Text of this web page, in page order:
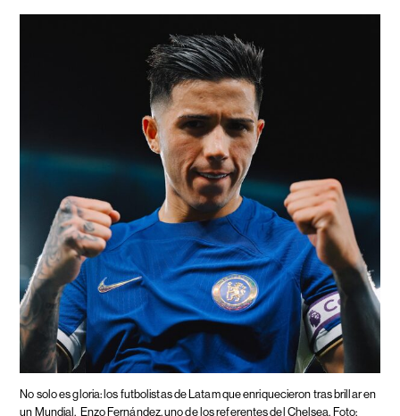
No solo es gloria: los futbolistas de Latam que enriquecieron tras brillar en
un Mundial. Enzo Fernández, uno de los referentes del Chelsea. Foto: